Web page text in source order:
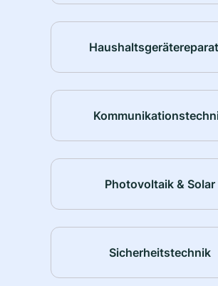
Photovoltaik & Solar
Sicherheitstechnik